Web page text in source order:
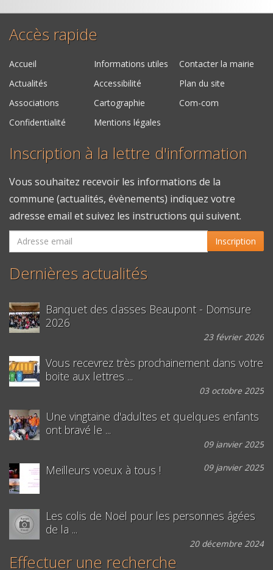
Accès rapide
Accueil Informations utiles
Contacter la mairie
Actualités
Accessibilité
Plan du site
Associations
Cartographie
Com-com
Confidentialité
Mentions légales
Inscription à la lettre d'information
Vous souhaitez recevoir les informations de la
commune (actualités, évènements) indiquez votre
adresse email et suivez les instructions qui suivent.
Inscription
Dernières actualités
Banquet des classes Beaupont - Domsure
2026
23 février 2026
Vous recevrez très prochainement dans votre
boite aux lettres ...
03 octobre 2025
Une vingtaine d'adultes et quelques enfants
ont bravé le ...
09 janvier 2025
Meilleurs voeux à tous ! 09 janvier 2025
Les colis de Noël pour les personnes âgées
de la ...
20 décembre 2024
Effectuer une recherche